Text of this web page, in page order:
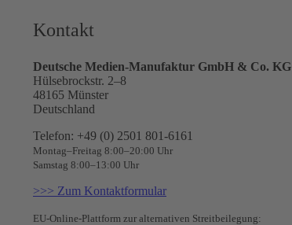
Kontakt
Deutsche Medien-Manufaktur GmbH & Co. KG
Hülsebrockstr. 2–8
48165 Münster
Deutschland
Telefon: +49 (0) 2501 801-6161
Montag–Freitag 8:00–20:00 Uhr
Samstag 8:00–13:00 Uhr
>>> Zum Kontaktformular
EU-Online-Plattform zur alternativen Streitbeilegung: